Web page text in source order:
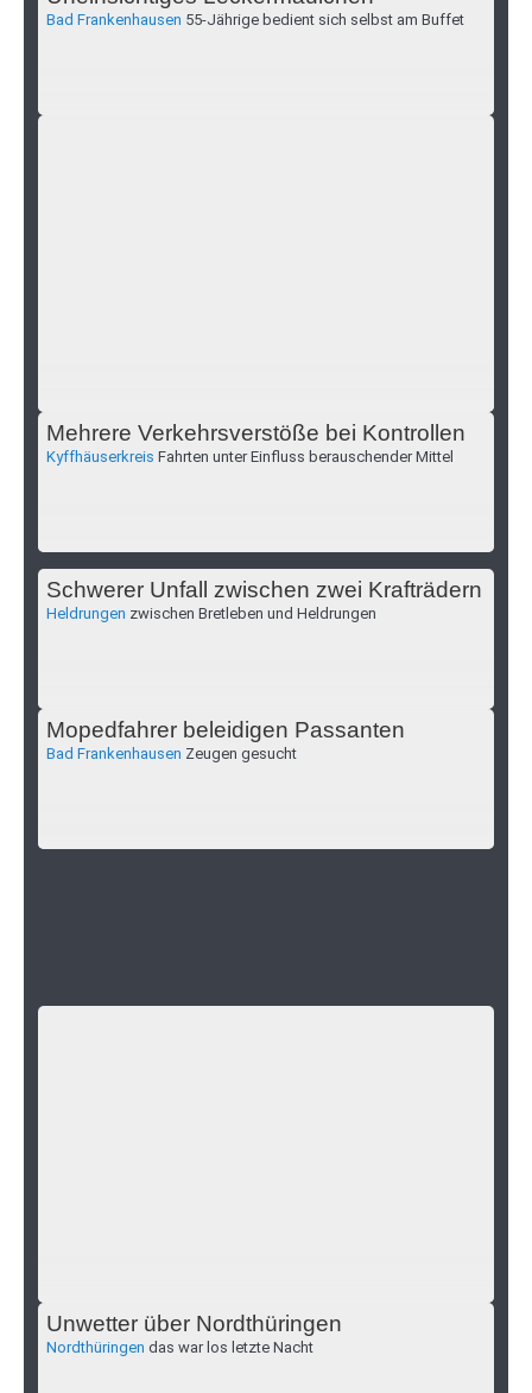
Bad Frankenhausen 55-Jährige bedient sich selbst am Buffet
Mehrere Verkehrsverstöße bei Kontrollen
Kyffhäuserkreis Fahrten unter Einfluss berauschender Mittel
Schwerer Unfall zwischen zwei Krafträdern
Heldrungen zwischen Bretleben und Heldrungen
Mopedfahrer beleidigen Passanten
Bad Frankenhausen Zeugen gesucht
Unwetter über Nordthüringen
Nordthüringen das war los letzte Nacht